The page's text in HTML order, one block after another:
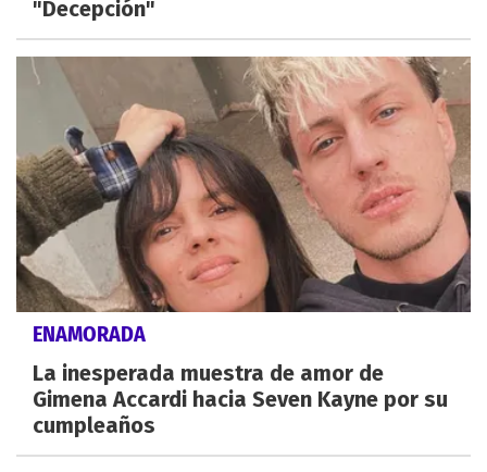
"Decepción"
ENAMORADA
La inesperada muestra de amor de
Gimena Accardi hacia Seven Kayne por su
cumpleaños